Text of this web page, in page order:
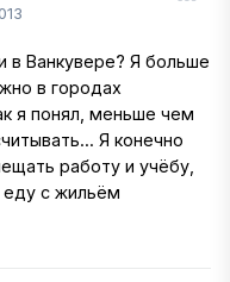
в Ванкувере? Я больше
в городах
я понял, меньше чем
Я конечно
работу и учёбу,
еду с жильём